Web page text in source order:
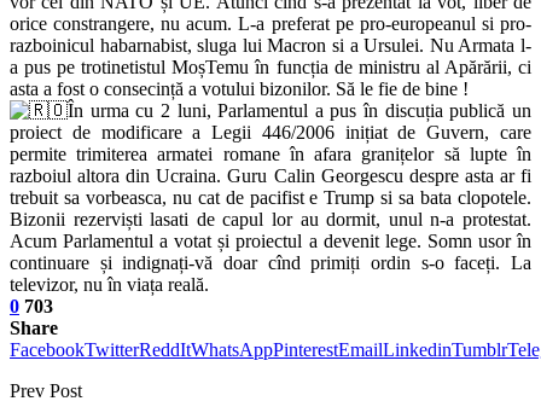
orice constrangere, nu acum. L-a preferat pe pro-europeanul si pro-
razboinicul habarnabist, sluga lui Macron si a Ursulei. Nu Armata l-
a pus pe trotinetistul MoșTemu în funcția de ministru al Apărării, ci
asta a fost o consecință a votului bizonilor. Să le fie de bine !
În urma cu 2 luni, Parlamentul a pus în discuția publică un
proiect de modificare a Legii 446/2006 inițiat de Guvern, care
permite trimiterea armatei romane în afara granițelor să lupte în
razboiul altora din Ucraina. Guru Calin Georgescu despre asta ar fi
trebuit sa vorbeasca, nu cat de pacifist e Trump si sa bata clopotele.
Bizonii rezerviști lasati de capul lor au dormit, unul n-a protestat.
Acum Parlamentul a votat și proiectul a devenit lege. Somn usor în
continuare și indignați-vă doar cînd primiți ordin s-o faceți. La
televizor, nu în viața reală.
0 703
Share
FacebookTwitterReddItWhatsAppPinterestEmailLinkedinTumblr
Prev Post